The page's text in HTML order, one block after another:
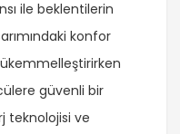
ile beklentilerin
konfor
güvenli bir
teknolojisi ve